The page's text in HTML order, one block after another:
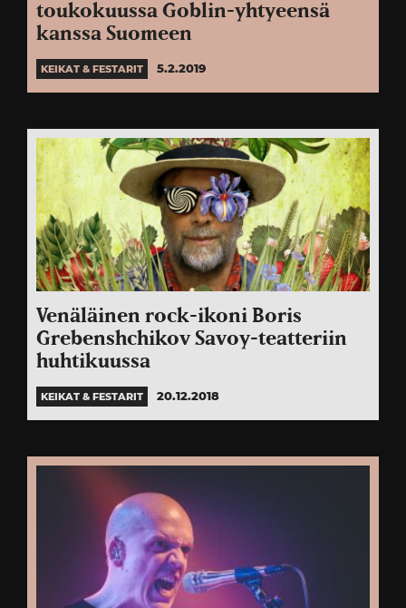
toukokuussa Goblin-yhtyeensä
kanssa Suomeen
KEIKAT & FESTARIT 5.2.2019
Venäläinen rock-ikoni Boris
Grebenshchikov Savoy-teatteriin
huhtikuussa
KEIKAT & FESTARIT 20.12.2018